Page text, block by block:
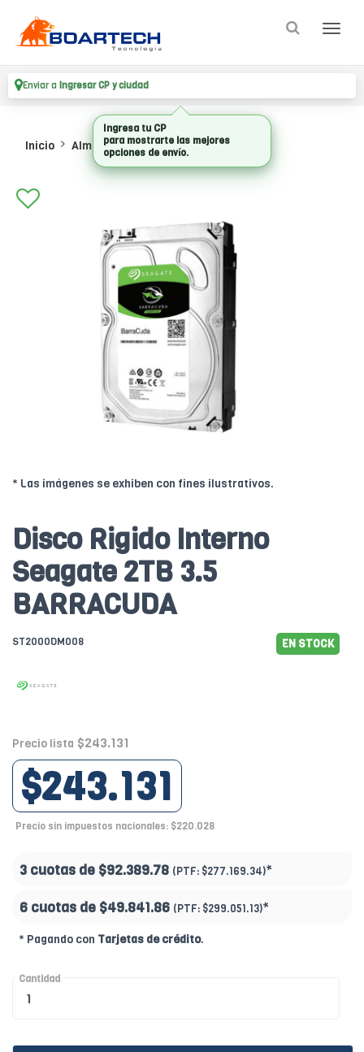
Enviar a Ingresar CP y ciudad
Inicio Almacenamiento Hdd Internos
* Las imágenes se exhiben con fines ilustrativos.
Disco Rigido Interno
Seagate 2TB 3.5
BARRACUDA
ST2000DM008 EN STOCK
Precio lista $243.131
$243.131
Precio sin impuestos nacionales: $220.028
3 cuotas de $92.389.78 (PTF: $277.169.34)*
6 cuotas de $49.841.86 (PTF: $299.051.13)*
* Pagando con Tarjetas de crédito.
Cantidad